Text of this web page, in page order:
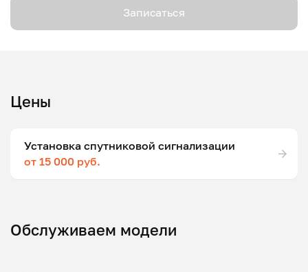
Записаться
Цены
Установка спутниковой сигнализации
от 15 000 руб.
Обслуживаем модели